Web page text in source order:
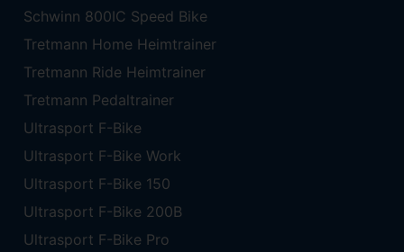
Schwinn 800IC Speed Bike
Tretmann Home Heimtrainer
Tretmann Ride Heimtrainer
Tretmann Pedaltrainer
Ultrasport F-Bike
Ultrasport F-Bike Work
Ultrasport F-Bike 150
Ultrasport F-Bike 200B
Ultrasport F-Bike Pro